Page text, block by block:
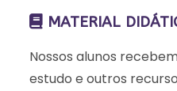
MATERIAL
Nossos alunos
estudo e outros